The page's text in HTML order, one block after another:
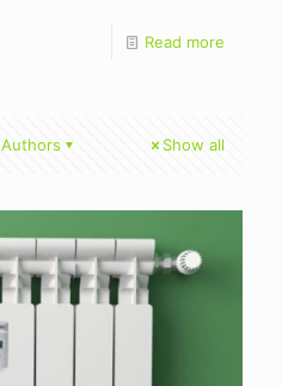
Read more
Authors Show all